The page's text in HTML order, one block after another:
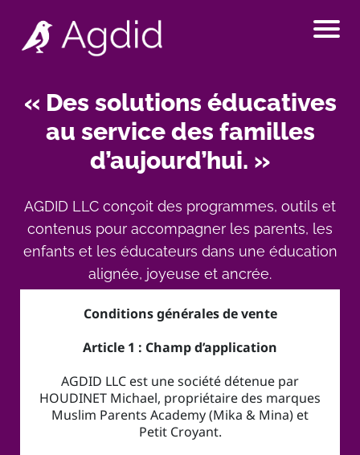
« Des solutions éducatives
au service des familles
d’aujourd’hui. »
AGDID LLC conçoit des programmes, outils et
contenus pour accompagner les parents, les
enfants et les éducateurs dans une éducation
alignée, joyeuse et ancrée.
Conditions générales de vente
Article 1 : Champ d’application
AGDID LLC est une société détenue par
HOUDINET Michael, propriétaire des marques
Muslim Parents Academy (Mika & Mina) et
Petit Croyant.